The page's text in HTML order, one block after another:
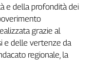
e della profondità dei
grazie al
e delle vertenze da
regionale, la